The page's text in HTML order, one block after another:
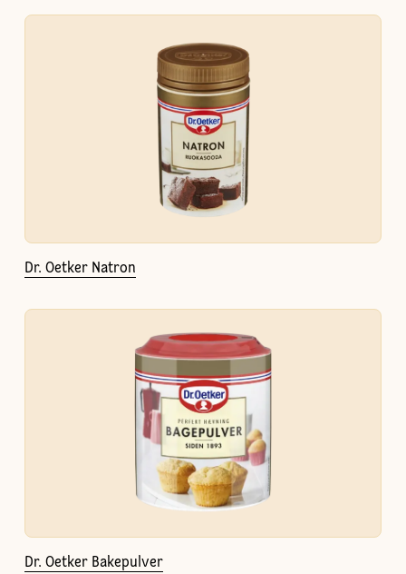
Dr. Oetker Natron
Dr. Oetker Bakepulver